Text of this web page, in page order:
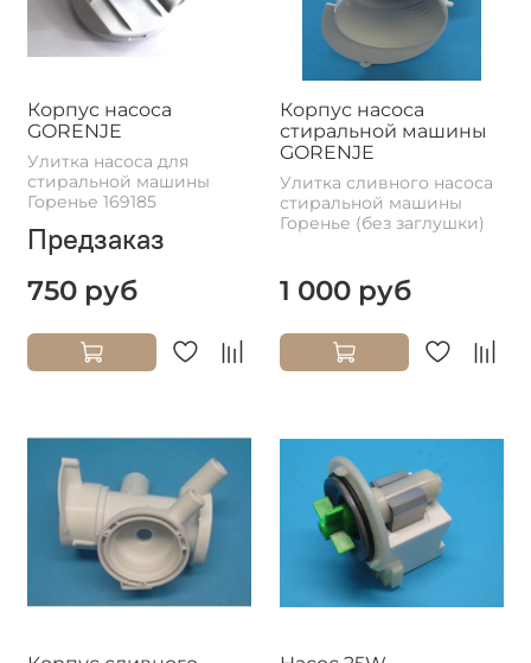
Корпус насоса
GORENJE
Улитка насоса для
стиральной машины
Горенье 169185
Предзаказ
750 руб
Корпус насоса
стиральной машины
GORENJE
Улитка сливного насоса
стиральной машины
Горенье (без заглушки)
1 000 руб